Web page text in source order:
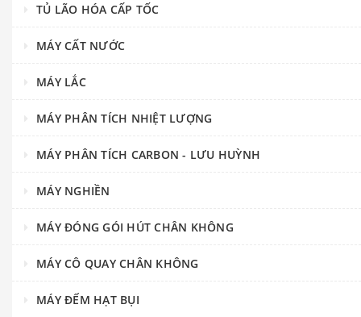
TỦ LÃO HÓA CẤP TỐC
MÁY CẤT NƯỚC
MÁY LẮC
MÁY PHÂN TÍCH NHIỆT LƯỢNG
MÁY PHÂN TÍCH CARBON - LƯU HUỲNH
MÁY NGHIỀN
MÁY ĐÓNG GÓI HÚT CHÂN KHÔNG
MÁY CÔ QUAY CHÂN KHÔNG
MÁY ĐẾM HẠT BỤI